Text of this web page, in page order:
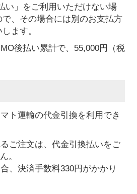
い」をご利用いただけない場
、その場合には別のお支払方
ます。
後払い累計で、55,000円（税
ト運輸の代金引換を利用でき
ご注文は、代金引換払いをご
。
、決済手数料330円がかかり